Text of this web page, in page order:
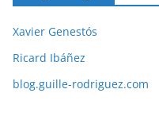
Xavier Genestós
Ricard Ibáñez
blog.guille-rodriguez.com